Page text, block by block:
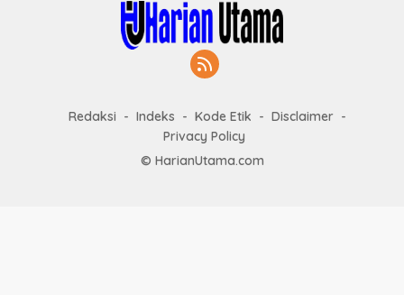
Redaksi Indeks Kode Etik
Disclaimer
Privacy Policy
© HarianUtama.com